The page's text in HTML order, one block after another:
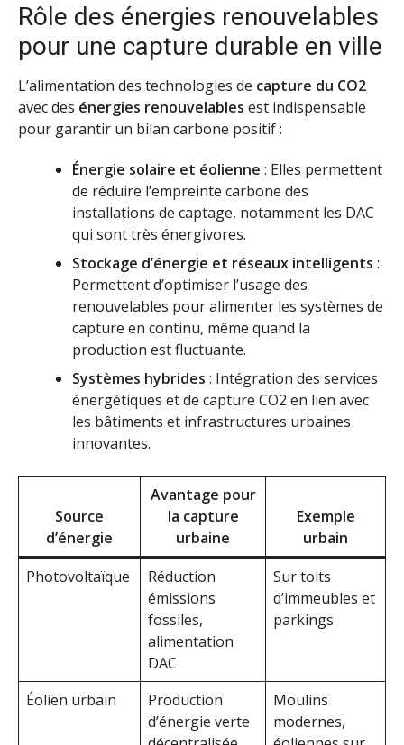
Rôle des énergies renouvelables
pour une capture durable en ville
L’alimentation des technologies de capture du CO2
avec des énergies renouvelables est indispensable
pour garantir un bilan carbone positif :
Énergie solaire et éolienne : Elles permettent
de réduire l’empreinte carbone des
installations de captage, notamment les DAC
qui sont très énergivores.
Stockage d’énergie et réseaux intelligents :
Permettent d’optimiser l’usage des
renouvelables pour alimenter les systèmes de
capture en continu, même quand la
production est fluctuante.
Systèmes hybrides : Intégration des services
énergétiques et de capture CO2 en lien avec
les bâtiments et infrastructures urbaines
innovantes.
Source
d’énergie
Avantage pour
la capture
urbaine
Exemple
urbain
Photovoltaïque
Réduction
émissions
fossiles,
alimentation
DAC
Sur toits
d’immeubles et
parkings
Éolien urbain
Production
d’énergie verte
Moulins
modernes,